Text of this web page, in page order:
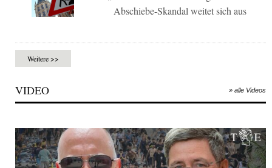
Abschiebe-Skandal weitet sich aus
Weitere >>
VIDEO » alle Videos